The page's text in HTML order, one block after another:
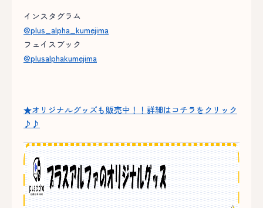
インスタグラム
@plus_alpha_kumejima
フェイスブック
@plusalphakumejima
★オリジナルグッズも販売中！！詳細はコチラをクリック
♪♪